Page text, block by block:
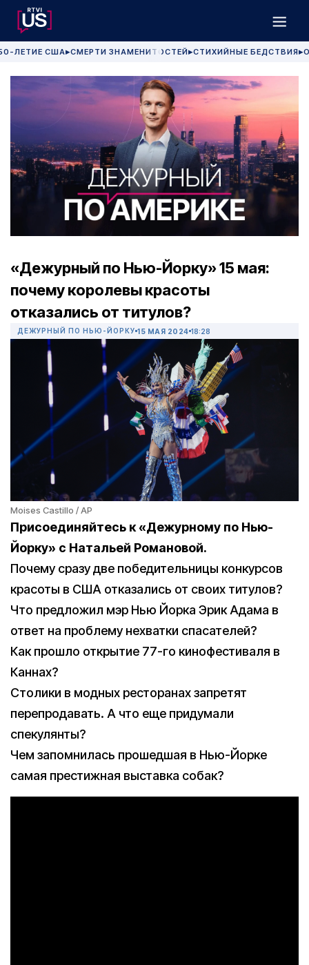
ЛЕТИЕ США▶СМЕРТИ ЗНАМЕНИТОСТЕЙ▶СТИХИЙНЫЕ БЕДСТВИЯ▶
«Дежурный по Нью-Йорку» 15 мая:
почему королевы красоты
отказались от титулов?
ДЕЖУРНЫЙ ПО НЬЮ-ЙОРКУ 15 МАЯ 2024 18:28
Moises Castillo / AP
Присоединяйтесь к «Дежурному по Нью-
Йорку» с Натальей Романовой.
Почему сразу две победительницы конкурсов
красоты в США отказались от своих титулов?
Что предложил мэр Нью Йорка Эрик Адама в
ответ на проблему нехватки спасателей?
Как прошло открытие 77-го кинофестиваля в
Каннах?
Столики в модных ресторанах запретят
перепродавать. А что еще придумали
спекулянты?
Чем запомнилась прошедшая в Нью-Йорке
самая престижная выставка собак?